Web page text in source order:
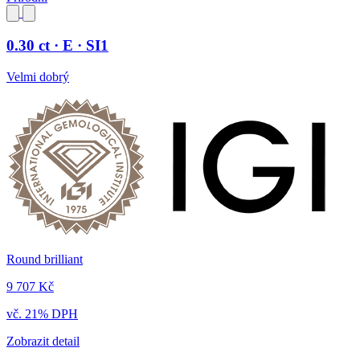
0.30 ct · E · SI1
Velmi dobrý
Round brilliant
9 707 Kč
vč. 21% DPH
Zobrazit detail